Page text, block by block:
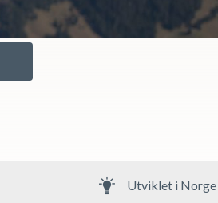
Utviklet i Norge